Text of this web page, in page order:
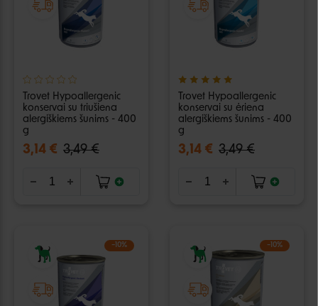
Trovet Hypoallergenic
konservai su triušiena
alergiškiems šunims - 400
g
3,14 € 3,49 €
Trovet Hypoallergenic
konservai su ėriena
alergiškiems šunims - 400
g
3,14 € 3,49 €
−10% −10%